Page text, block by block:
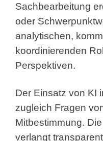
Sachbearbeitung
oder
analytischen,
koordinierenden
Perspektiven.
Der Einsatz von KI
zugleich Fragen
Mitbestimmung.
verlangt